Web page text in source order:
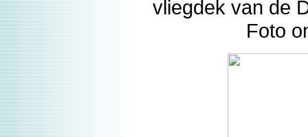
vliegdek van de
Foto